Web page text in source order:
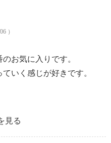
）
お気に入りです。
いく感じが好きです。
見る